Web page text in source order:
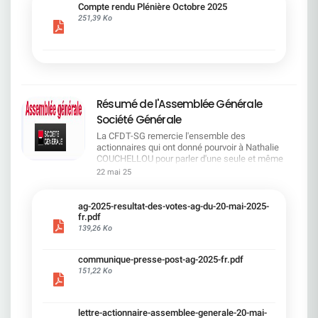
cadre du dialogue social.Bonne lecture !
Compte rendu Plénière Octobre 2025
251,39 Ko
Résumé de l'Assemblée Générale
Société Générale
La CFDT-SG remercie l'ensemble des
actionnaires qui ont donné pourvoir à Nathalie
COUCHELLOU pour parler d'une seule et même
voix.L'assemblée Générale s'est ouverte avec 4
souligné la forte amélioration en 2024 de tous les
facteurs financiers et le premier trimestre 2025
encourageant.Le Directeur Général, Slawomir
solide. Etre une banque simple et intégrée. Etre
une banque efficace. Etre une banque rentable. Le
22 mai 25
ag-2025-resultat-des-votes-ag-du-20-mai-2025-
fr.pdf
139,26 Ko
communique-presse-post-ag-2025-fr.pdf
151,22 Ko
lettre-actionnaire-assemblee-generale-20-mai-